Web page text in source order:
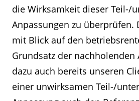
die Wirksamkeit dieser Teil-/
Anpassungen zu überprüfen.
mit Blick auf den
Grundsatz der nachholenden
dazu auch bereits unseren
einer unwirksamen Teil-/